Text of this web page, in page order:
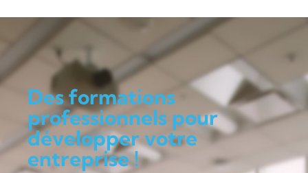
Des formations
professionnels pour
développer votre
entreprise !